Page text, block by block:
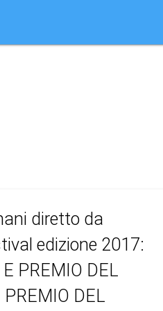
diretto da
edizione 2017:
PREMIO DEL
DEL